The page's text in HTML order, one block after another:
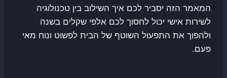
המאמר הזה יסביר לכם איך השילוב בין טכנולוגיה
לשירות אישי יכול לחסוך לכם אלפי שקלים בשנה
ולהפוך את התפעול השוטף של הבית לפשוט ונוח מאי
פעם.